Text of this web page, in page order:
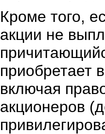
Кроме того,
акции не
приобретает
включая
акционеров